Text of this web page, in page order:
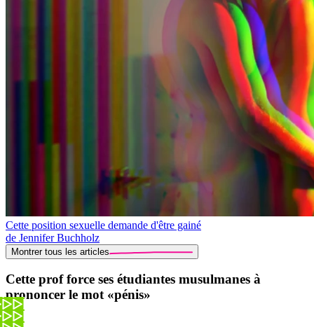
Cette position sexuelle demande d'être gainé
de Jennifer Buchholz
Montrer tous les articles
Cette prof force ses étudiantes musulmanes à
prononcer le mot «pénis»